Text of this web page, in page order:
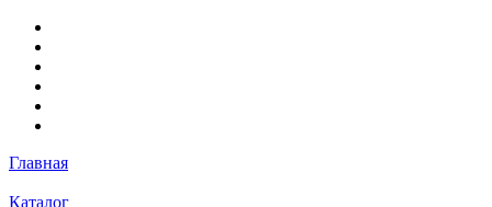
Главная
Каталог